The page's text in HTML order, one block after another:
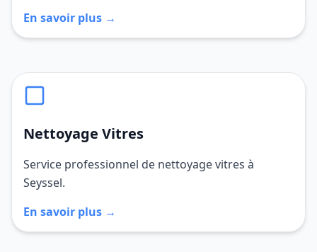
En savoir plus →
Nettoyage Vitres
Service professionnel de nettoyage vitres à
Seyssel.
En savoir plus →